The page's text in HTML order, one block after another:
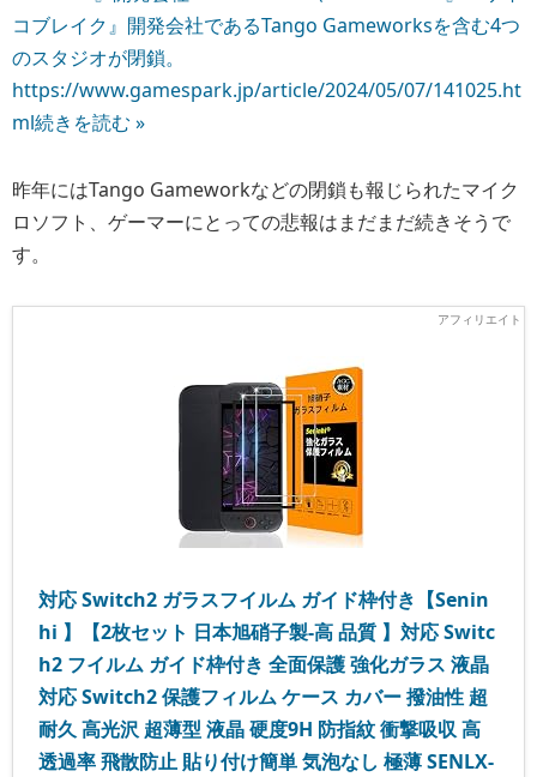
コブレイク』開発会社であるTango Gameworksを含む4つ
のスタジオが閉鎖。
https://www.gamespark.jp/article/2024/05/07/141025.ht
ml続きを読む »
昨年にはTango Gameworkなどの閉鎖も報じられたマイク
ロソフト、ゲーマーにとっての悲報はまだまだ続きそうで
す。
対応 Switch2 ガラスフイルム ガイド枠付き【Senin
hi 】【2枚セット 日本旭硝子製-高 品質 】対応 Switc
h2 フイルム ガイド枠付き 全面保護 強化ガラス 液晶
対応 Switch2 保護フィルム ケース カバー 撥油性 超
耐久 高光沢 超薄型 液晶 硬度9H 防指紋 衝撃吸収 高
透過率 飛散防止 貼り付け簡単 気泡なし 極薄 SENLX-